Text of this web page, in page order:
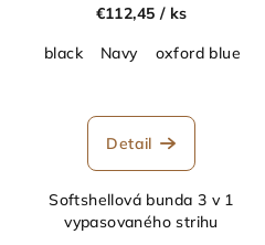
€112,45 / ks
black
Navy oxford blue
Detail
Softshellová bunda 3 v 1
vypasovaného strihu